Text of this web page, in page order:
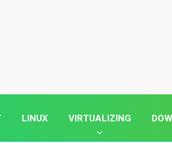
LINUX VIRTUALIZING